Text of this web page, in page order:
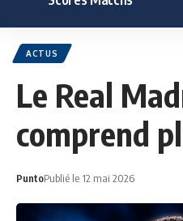
ACTUS
Le Real
comprend
PuntoPublié le 12 mai 2026